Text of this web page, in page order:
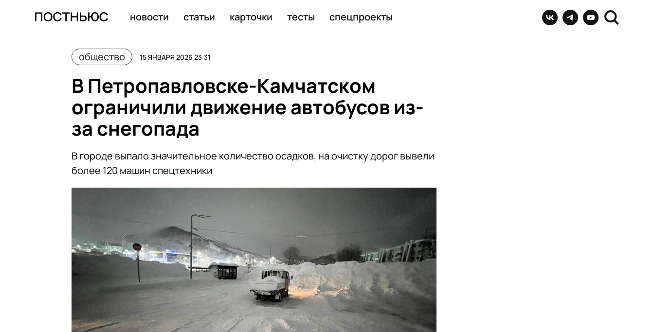
новости статьи карточки тесты спецпроекты
общество 15 ЯНВАРЯ 2026 23:31
В Петропавловске-Камчатском
ограничили движение автобусов из-
за снегопада
В городе выпало значительное количество осадков, на очистку дорог вывели
более 120 машин спецтехники